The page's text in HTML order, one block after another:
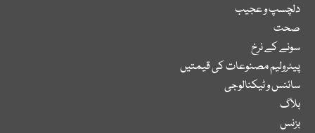
دلچسپ و عجیب
صحت
سونے کے نرخ
پیٹرولیم مصنوعات کی قیمتیں
سائنس و ٹیکنالوجی
بلاگ
بزنس